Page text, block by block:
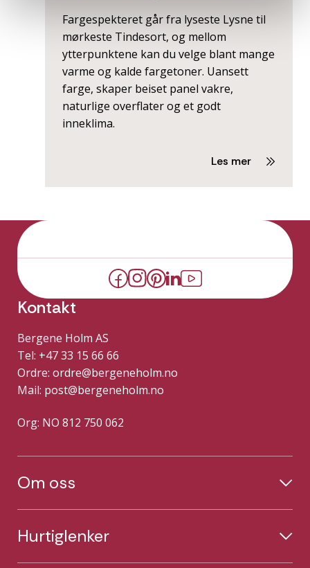
Fargespekteret går fra lyseste Lysne til
mørkeste Tindesort, og mellom
ytterpunktene kan du velge blant mange
varme og kalde fargetoner. Uansett
farge, skaper beiset panel vakre,
naturlige overflater og et godt
inneklima.
Les mer
Kontakt
Bergene Holm AS
Tel: +47 33 15 66 66
Ordre: ordre@bergeneholm.no
Mail: post@bergeneholm.no
Org: NO 812 750 062
Om oss
Hurtiglenker